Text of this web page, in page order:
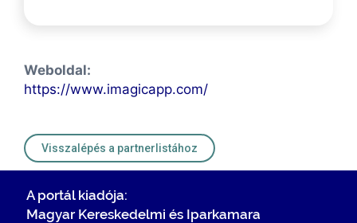
Weboldal:
https://www.imagicapp.com/
Visszalépés a partnerlistához
A portál kiadója:
Magyar Kereskedelmi és Iparkamara